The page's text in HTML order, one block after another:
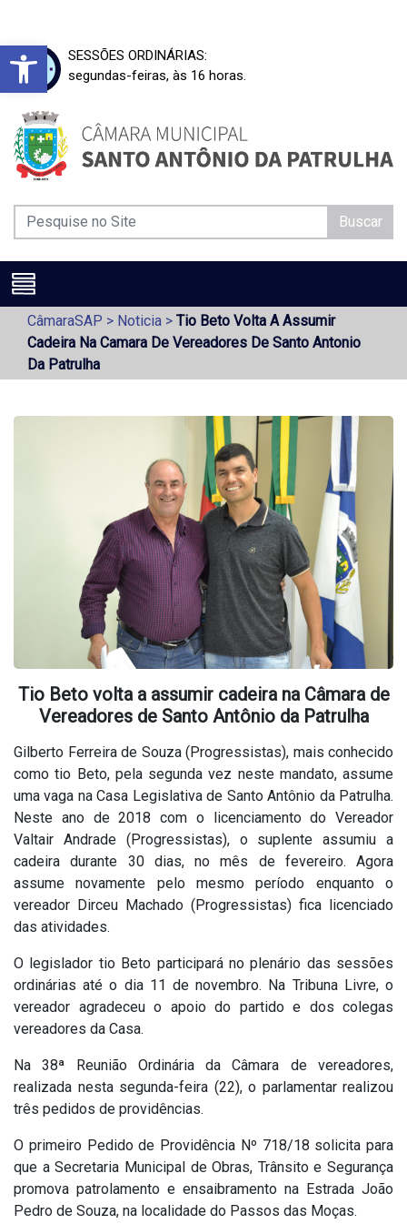
Barra de Ferramentas Aberta
SESSÕES ORDINÁRIAS:
segundas-feiras, às 16 horas.
Buscar
CâmaraSAP > Noticia > Tio Beto Volta A Assumir
Cadeira Na Camara De Vereadores De Santo Antonio
Da Patrulha
Tio Beto volta a assumir cadeira na Câmara de
Vereadores de Santo Antônio da Patrulha
Gilberto Ferreira de Souza (Progressistas), mais conhecido
como tio Beto, pela segunda vez neste mandato, assume
uma vaga na Casa Legislativa de Santo Antônio da Patrulha.
Neste ano de 2018 com o licenciamento do Vereador
Valtair Andrade (Progressistas), o suplente assumiu a
cadeira durante 30 dias, no mês de fevereiro. Agora
assume novamente pelo mesmo período enquanto o
vereador Dirceu Machado (Progressistas) fica licenciado
das atividades.
O legislador tio Beto participará no plenário das sessões
ordinárias até o dia 11 de novembro. Na Tribuna Livre, o
vereador agradeceu o apoio do partido e dos colegas
vereadores da Casa.
Na 38ª Reunião Ordinária da Câmara de vereadores,
realizada nesta segunda-feira (22), o parlamentar realizou
três pedidos de providências.
O primeiro Pedido de Providência Nº 718/18 solicita para
que a Secretaria Municipal de Obras, Trânsito e Segurança
promova patrolamento e ensaibramento na Estrada João
Pedro de Souza, na localidade do Passos das Moças.